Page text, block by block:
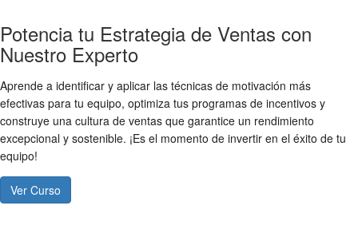
Potencia tu Estrategia de Ventas con
Nuestro Experto
Aprende a identificar y aplicar las técnicas de motivación más
efectivas para tu equipo, optimiza tus programas de incentivos y
construye una cultura de ventas que garantice un rendimiento
excepcional y sostenible. ¡Es el momento de invertir en el éxito de tu
equipo!
Ver Curso